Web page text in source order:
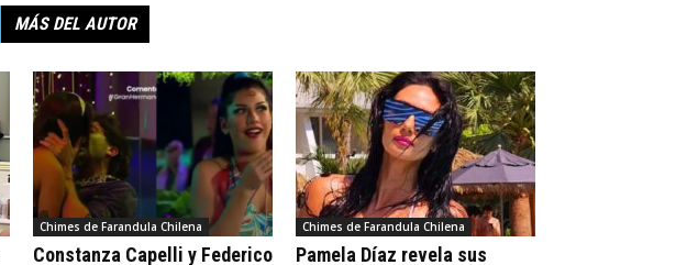
MÁS DEL AUTOR
Chimes de Farandula Chilena
Constanza Capelli y Federico
Chimes de Farandula Chilena
Pamela Díaz revela sus